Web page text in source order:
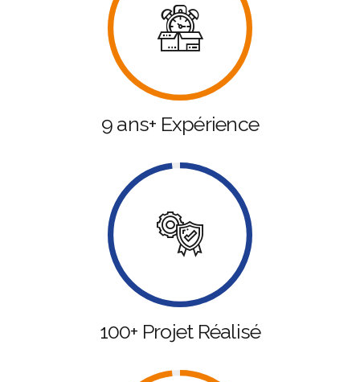
9 ans+ Expérience
100+ Projet Réalisé